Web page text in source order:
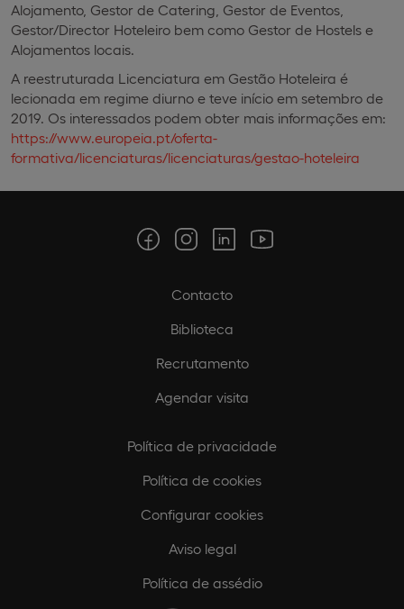
Alojamento, Gestor de Catering, Gestor de Eventos,
Gestor/Director Hoteleiro bem como Gestor de Hostels e
Alojamentos locais.
A reestruturada Licenciatura em Gestão Hoteleira é
lecionada em regime diurno e teve início em setembro de
2019. Os interessados podem obter mais informações em:
https://www.europeia.pt/oferta-
formativa/licenciaturas/licenciaturas/gestao-hoteleira
Contacto
Biblioteca
Recrutamento
Agendar visita
Política de privacidade
Política de cookies
Configurar cookies
Aviso legal
Política de assédio